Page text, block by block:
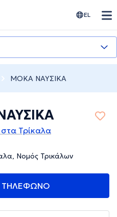
EL
ΜΟΚΑ ΝΑΥΣΙΚΑ
Τρίκαλα
Νομός Τρικάλων
ΤΗΛΕΦΩΝΟ